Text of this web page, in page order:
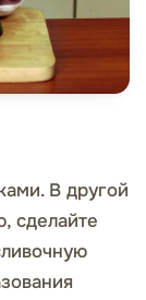
В другой
сделайте